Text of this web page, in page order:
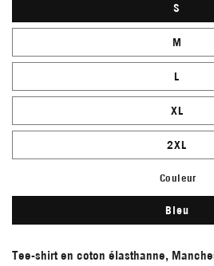
S
M
L
XL
2XL
Couleur
Bleu
Tee-shirt en coton élasthanne,